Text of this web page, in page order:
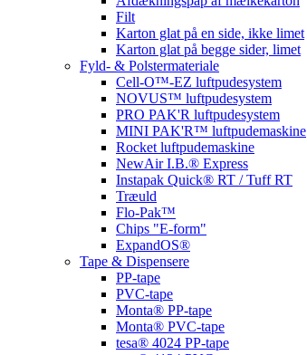
Filt
Karton glat på en side, ikke limet
Karton glat på begge sider, limet
Fyld- & Polstermateriale
Cell-O™-EZ luftpudesystem
NOVUS™ luftpudesystem
PRO PAK'R luftpudesystem
MINI PAK'R™ luftpudemaskine
Rocket luftpudemaskine
NewAir I.B.® Express
Instapak Quick® RT / Tuff RT
Træuld
Flo-Pak™
Chips "E-form"
ExpandOS®
Tape & Dispensere
PP-tape
PVC-tape
Monta® PP-tape
Monta® PVC-tape
tesa® 4024 PP-tape